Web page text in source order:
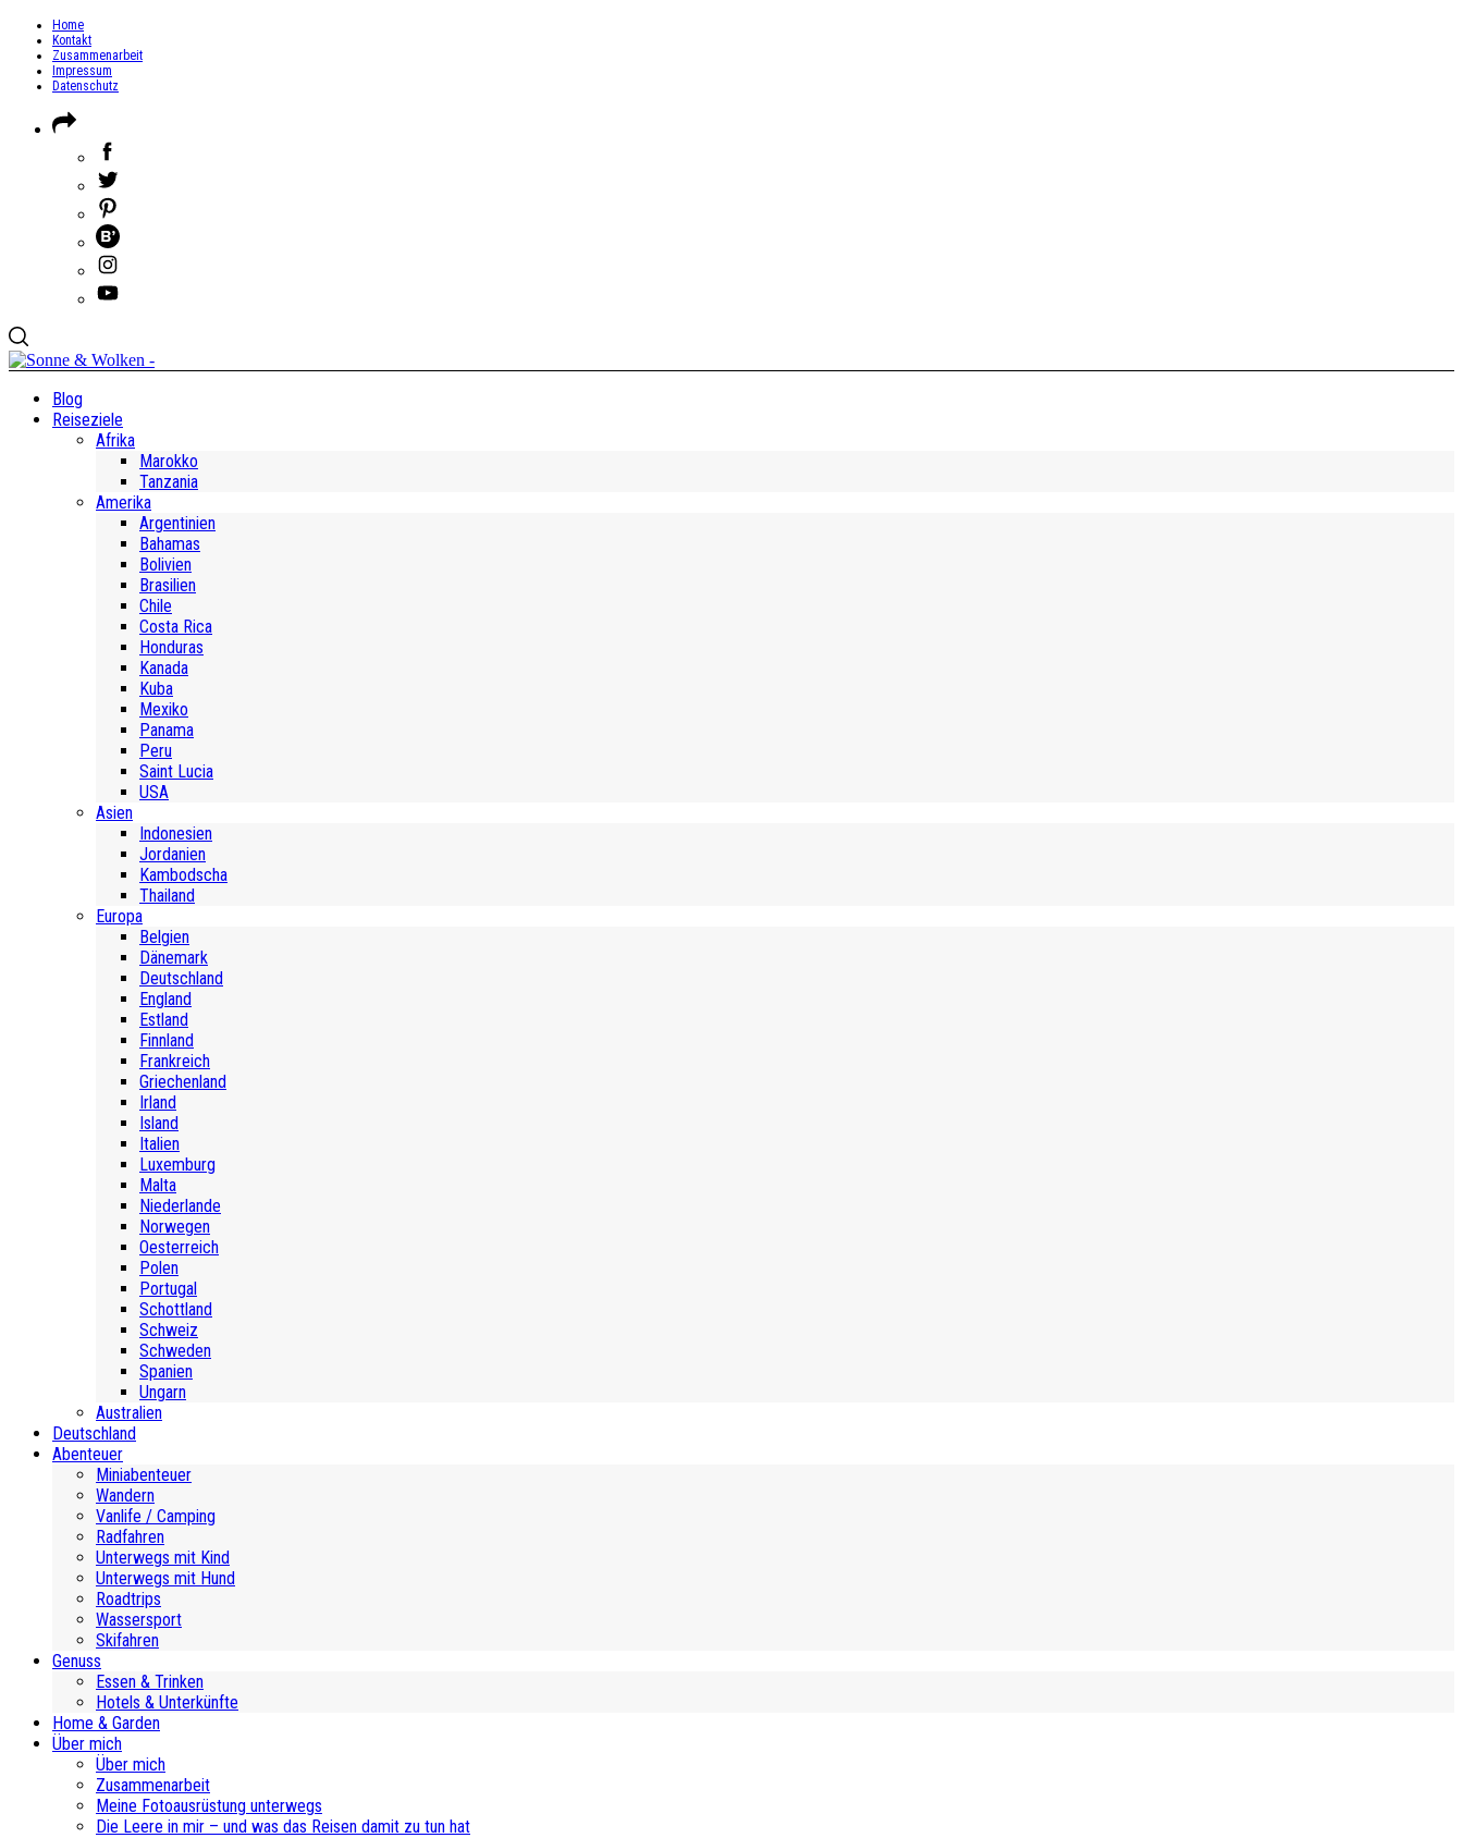
Home
Kontakt
Zusammenarbeit
Impressum
Datenschutz
Blog
Reiseziele
Afrika
Marokko
Tanzania
Amerika
Argentinien
Bahamas
Bolivien
Brasilien
Chile
Costa Rica
Honduras
Kanada
Kuba
Mexiko
Panama
Peru
Saint Lucia
USA
Asien
Indonesien
Jordanien
Kambodscha
Thailand
Europa
Belgien
Dänemark
Deutschland
England
Estland
Finnland
Frankreich
Griechenland
Irland
Island
Italien
Luxemburg
Malta
Niederlande
Norwegen
Oesterreich
Polen
Portugal
Schottland
Schweiz
Schweden
Spanien
Ungarn
Australien
Deutschland
Abenteuer
Miniabenteuer
Wandern
Vanlife / Camping
Radfahren
Unterwegs mit Kind
Unterwegs mit Hund
Roadtrips
Wassersport
Skifahren
Genuss
Essen & Trinken
Hotels & Unterkünfte
Home & Garden
Über mich
Über mich
Zusammenarbeit
Meine Fotoausrüstung unterwegs
Die Leere in mir – und was das Reisen damit zu tun hat